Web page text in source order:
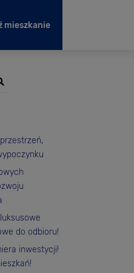
mieszkanie
do odbioru!
inwestycji!